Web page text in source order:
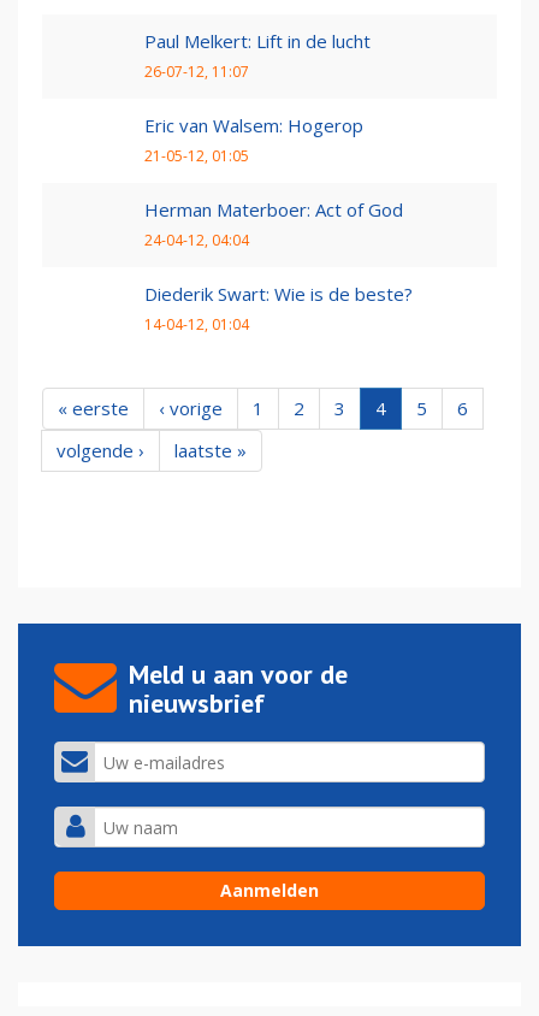
Paul Melkert: Lift in de lucht
26-07-12, 11:07
Eric van Walsem: Hogerop
21-05-12, 01:05
Herman Materboer: Act of God
24-04-12, 04:04
Diederik Swart: Wie is de beste?
14-04-12, 01:04
« eerste ‹ vorige 1 2 3 4 5
6
volgende ›
laatste »
Meld u aan voor de
nieuwsbrief